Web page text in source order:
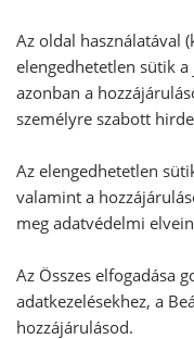
Az oldal használatával
elengedhetetlen sütik
azonban a
személyre szabott
Az elengedhetetlen
valamint a
meg adatvédelmi
Az Összes elfogadása
adatkezelésekhez, a
hozzájárulásod.